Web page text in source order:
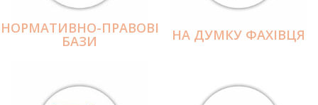
НОРМАТИВНО-ПРАВОВІ
БАЗИ НА ДУМКУ ФАХІВЦЯ